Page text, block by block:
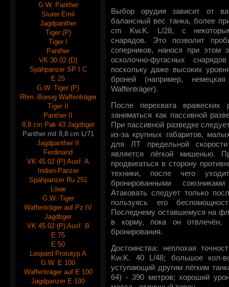
G.W. Panther
Sturer Emil
Jagdpanther
Tiger (P)
Tiger I
Panther
VK 30.02 (D)
Spähpanzer SP I C
E 25
G.W. Tiger (P)
Rhm.-Borsig Waffenträger
Tiger II
Panther II
8,8 cm Pak 43 Jagdtiger
Panther mit 8,8 cm L/71
Jagdpanther II
Ferdinand
VK 45.02 (P) Ausf. A
Indien-Panzer
Spähpanzer Ru 251
Löwe
G.W. Tiger
Waffenträger auf Pz IV
Jagdtiger
VK 45.02 (P) Ausf. B
E 75
E 50
Leopard Prototyp A
G.W. E 100
Waffenträger auf E 100
Jagdpanzer E 100
Выбор орудия зависит от
балансный вес танка, более
cm Kw.K. L/28, с
снарядов. Это позволит
соперников, нанося при этом
осколочно-фугасных
поскольку даже высоких
броней (например,
Waffenträger).
После перехвата вражеских
заниматься как пассивной
При пассивной разведке
из-за крупных габаритов,
для ЛТ предельной
является лёгкой мишенью.
продвигаться в сторону
техники, после чего
бронированными
Атаковать следует только
пользуясь его
Последнему оставшемуся на
в корму, пока он отвлечён,
бронирования.
Достоинства: неплохая
Kw.K. 40 L/48; большое кол-
уступающий другим лёгким
64) - 390 метров; хороший